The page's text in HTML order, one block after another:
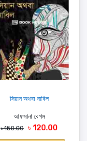
সিয়ান অথবা নাবিল
আফসানা বেগম
৳ 150.00 ৳ 120.00